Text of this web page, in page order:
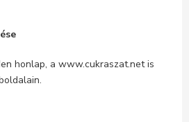
honlap, a www.cukraszat.net is